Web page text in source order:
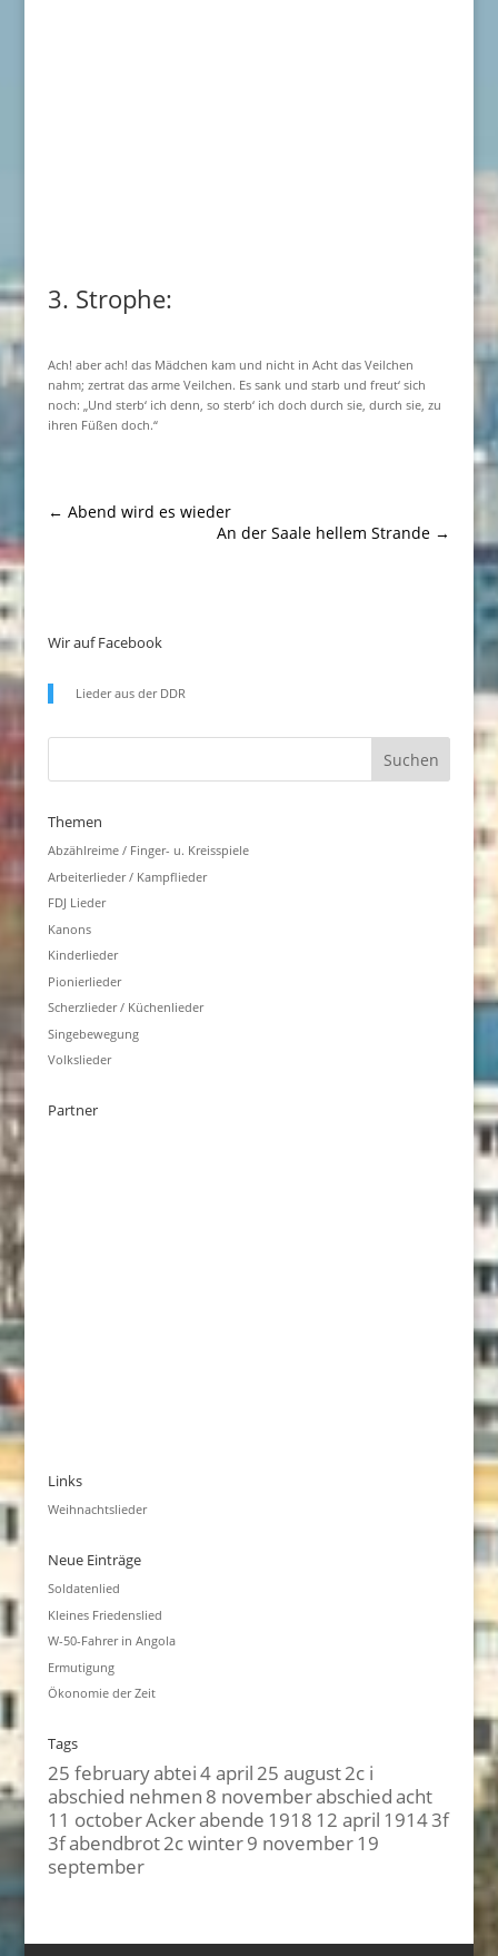
3. Strophe:
Ach! aber ach! das Mädchen kam und nicht in Acht das Veilchen
nahm; zertrat das arme Veilchen. Es sank und starb und freut‘ sich
noch: „Und sterb‘ ich denn, so sterb‘ ich doch durch sie, durch sie, zu
ihren Füßen doch.“
← Abend wird es wieder
An der Saale hellem Strande →
Wir auf Facebook
Lieder aus der DDR
Themen
Abzählreime / Finger- u. Kreisspiele
Arbeiterlieder / Kampflieder
FDJ Lieder
Kanons
Kinderlieder
Pionierlieder
Scherzlieder / Küchenlieder
Singebewegung
Volkslieder
Partner
Links
Weihnachtslieder
Neue Einträge
Soldatenlied
Kleines Friedenslied
W-50-Fahrer in Angola
Ermutigung
Ökonomie der Zeit
Tags
25 februaryabtei4 april25 august2c i
abschied nehmen 8 novemberabschiedacht
11 octoberAckerabende 1918 12 april 19143f
3fabendbrot2c winter9 november19
september